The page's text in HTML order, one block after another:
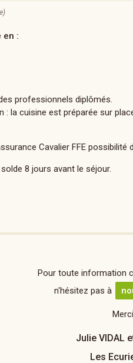
en :
professionnels diplômés.
: la cuisine est préparée sur
Cavalier FFE possibilité
8 jours avant le séjour.
Pour toute information
n'hésitez pas à
Julie VIDAL
Les